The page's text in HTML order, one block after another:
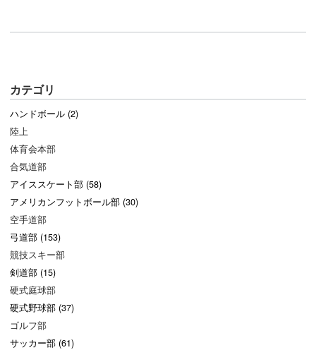
カテゴリ
ハンドボール (2)
陸上
体育会本部
合気道部
アイススケート部 (58)
アメリカンフットボール部 (30)
空手道部
弓道部 (153)
競技スキー部
剣道部 (15)
硬式庭球部
硬式野球部 (37)
ゴルフ部
サッカー部 (61)